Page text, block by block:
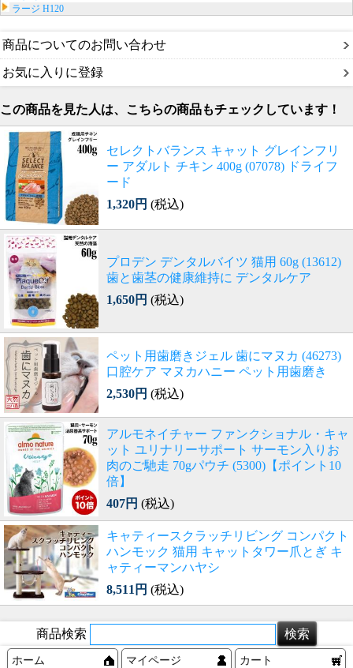
ラージ H120
商品についてのお問い合わせ
お気に入りに登録
この商品を見た人は、こちらの商品もチェックしています！
セレクトバランス キャット グレインフリ
ー アダルト チキン 400g (07078) ドライフ
ード
1,320円 (税込)
プロデン デンタルバイツ 猫用 60g (13612)
歯と歯茎の健康維持に デンタルケア
1,650円 (税込)
ペット用歯磨きジェル 歯にマヌカ (46273)
口腔ケア マヌカハニー ペット用歯磨き
2,530円 (税込)
アルモネイチャー ファンクショナル・キャ
ット ユリナリーサポート サーモン入りお
肉のご馳走 70gパウチ (5300)【ポイント10
倍】
407円 (税込)
キャティースクラッチリビング コンパクト
ハンモック 猫用 キャットタワー爪とぎ キ
ャティーマンハヤシ
8,511円 (税込)
商品検索
ホーム マイページ カート